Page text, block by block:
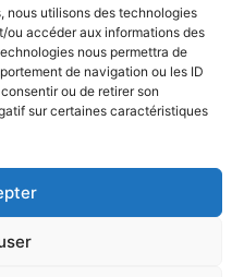
nous utilisons des technologies
accéder aux informations des
nous permettra de
de navigation ou les ID
ou de retirer son
sur certaines caractéristiques
ici